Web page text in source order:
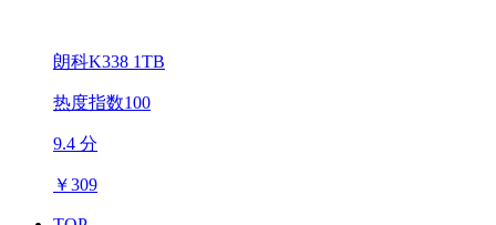
朗科K338 1TB
热度指数100
9.4 分
￥309